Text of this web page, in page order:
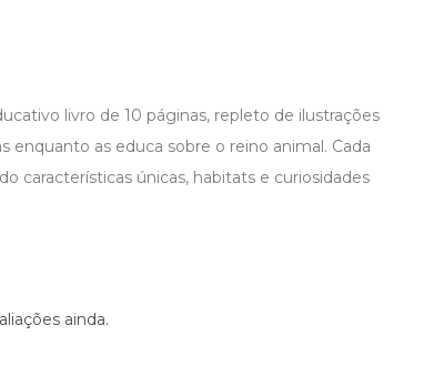
livro de 10 páginas, repleto de ilustrações
enquanto as educa sobre o reino animal. Cada
características únicas, habitats e curiosidades
ainda.